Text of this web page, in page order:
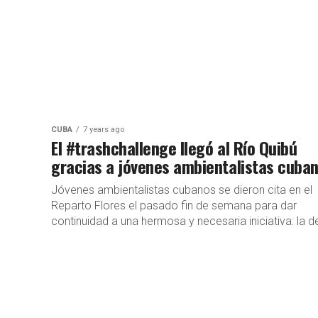
CUBA 7 years ago
El #trashchallenge llegó al Río Quibú
gracias a jóvenes ambientalistas
Jóvenes ambientalistas cubanos se dieron cita en el
Reparto Flores el pasado fin de semana para dar
continuidad a una hermosa y necesaria iniciativa: la